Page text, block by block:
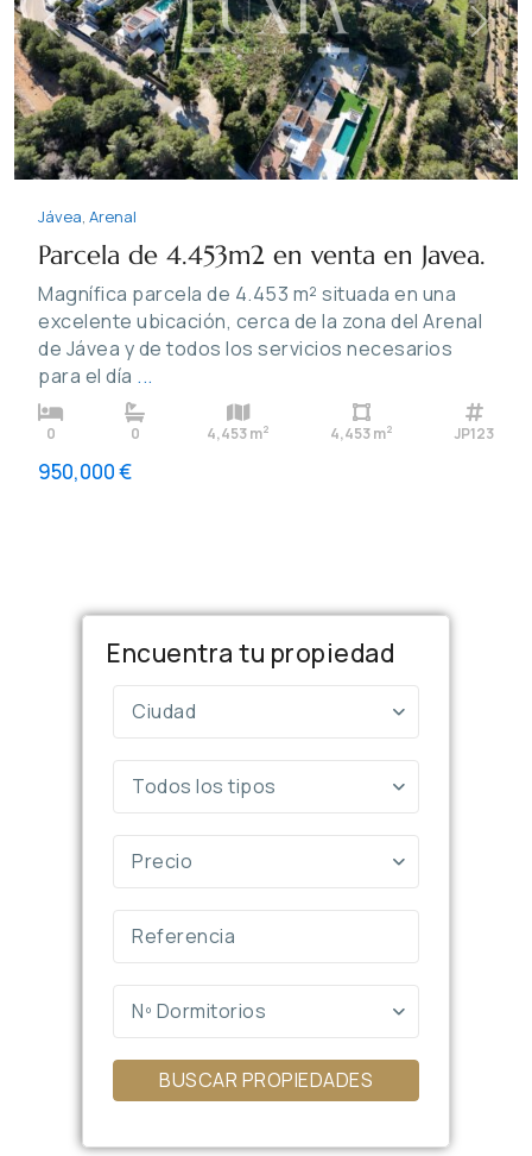
Previous Next
Jávea Arenal
Parcela de 4.453m2 en venta en Javea.
Magnífica parcela de 4.453 m² situada en una
excelente ubicación, cerca de la zona del Arenal
de Jávea y de todos los servicios necesarios
para el día ...
0 0 4,453 m2 4,453 m2 JP123
950,000 €
Encuentra tu propiedad
Ciudad
Todos los tipos
Precio
Nº Dormitorios
BUSCAR PROPIEDADES